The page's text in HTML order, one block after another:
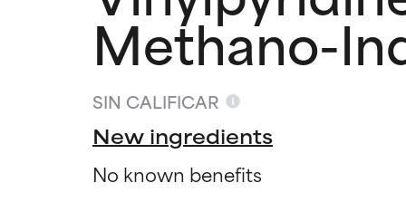
Methano-
SIN CALIFICAR
New ingredients
No known benefits